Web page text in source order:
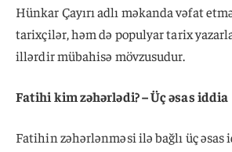
Hünkar Çayırı adlı məkanda vəfat
tarixçilər, həm də populyar tarix
illərdir mübahisə mövzusudur.
Fatihi kim zəhərlədi? – Üç əsas iddia
Fatihin zəhərlənməsi ilə bağlı üç əsas